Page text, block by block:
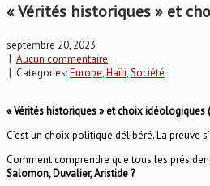
« Vérités historiques » et
septembre 20, 2023
| Aucun commentaire
| Categories:Europe,Haïti,Société
« Vérités historiques » et choix idéologiques
C’est un choix politique délibéré. La preuve
Comment comprendre que tous les
Salomon, Duvalier, Aristide ?